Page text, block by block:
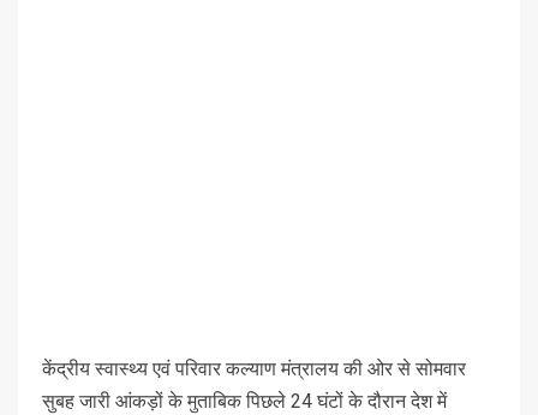
केंद्रीय स्वास्थ्य एवं परिवार कल्याण मंत्रालय की ओर से सोमवार
सुबह जारी आंकड़ों के मुताबिक पिछले 24 घंटों के दौरान देश में